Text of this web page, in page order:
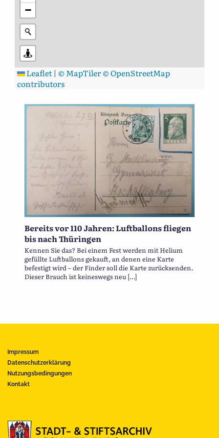
−
Leaflet | © MapTiler© OpenStreetMap
contributors
Bereits vor 110 Jahren: Luftballons fliegen
bis nach Thüringen
Kennen Sie das? Bei einem Fest werden mit Helium
gefüllte Luftballons gekauft, an denen eine Karte
befestigt wird – der Finder soll die Karte zurücksenden.
Dieser Brauch ist keineswegs neu […]
Impressum
Datenschutzerklärung
Nutzungsbedingungen
Kontakt